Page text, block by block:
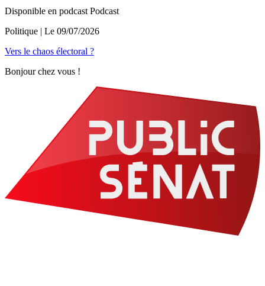
Disponible en podcast Podcast
Politique | Le 09/07/2026
Vers le chaos électoral ?
Bonjour chez vous !